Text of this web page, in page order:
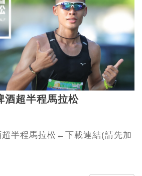
酒超半程馬拉松
半程馬拉松←下載連結(請先加